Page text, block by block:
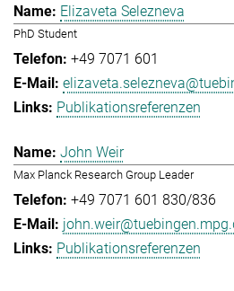
Elizaveta Selezneva
PhD Student
+49 7071 601
Publikationsreferenzen
John Weir
Max Planck Research Group Leader
+49 7071 601 830/836
Publikationsreferenzen